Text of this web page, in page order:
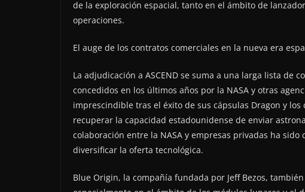
de la exploración espacial, tanto en el ámbito de
operaciones.
El auge de los contratos comerciales en la nueva era
La adjudicación a ASCEND se suma a una larga lista de
concedidos en los últimos años por la NASA y otras
imprescindible tras el éxito de sus cápsulas Dragon y
recuperar la capacidad estadounidense de enviar
colaboración entre la NASA y empresas privadas ha
diversificar la oferta tecnológica.
Blue Origin, la compañía fundada por Jeff Bezos,